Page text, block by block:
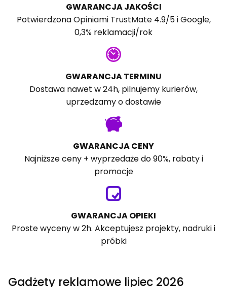
GWARANCJA JAKOŚCI
PotwierdzonaOpiniami TrustMate4.9/5 iGoogle,
0,3% reklamacji/rok
GWARANCJA TERMINU
Dostawa nawet w 24h, pilnujemy kurierów,
uprzedzamy o dostawie
GWARANCJA CENY
Najniższe ceny + wyprzedaże do 90%, rabaty i
promocje
GWARANCJA OPIEKI
Proste wyceny w 2h. Akceptujesz projekty, nadruki i
próbki
Gadżety reklamowe lipiec 2026